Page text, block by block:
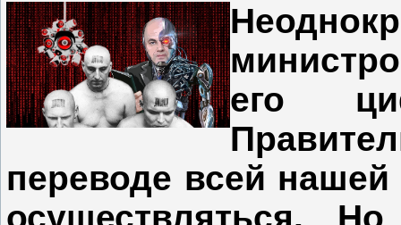
его
переводе всей